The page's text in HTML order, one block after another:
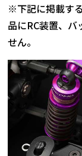
※下記に掲載す
品にRC装置、
せん。